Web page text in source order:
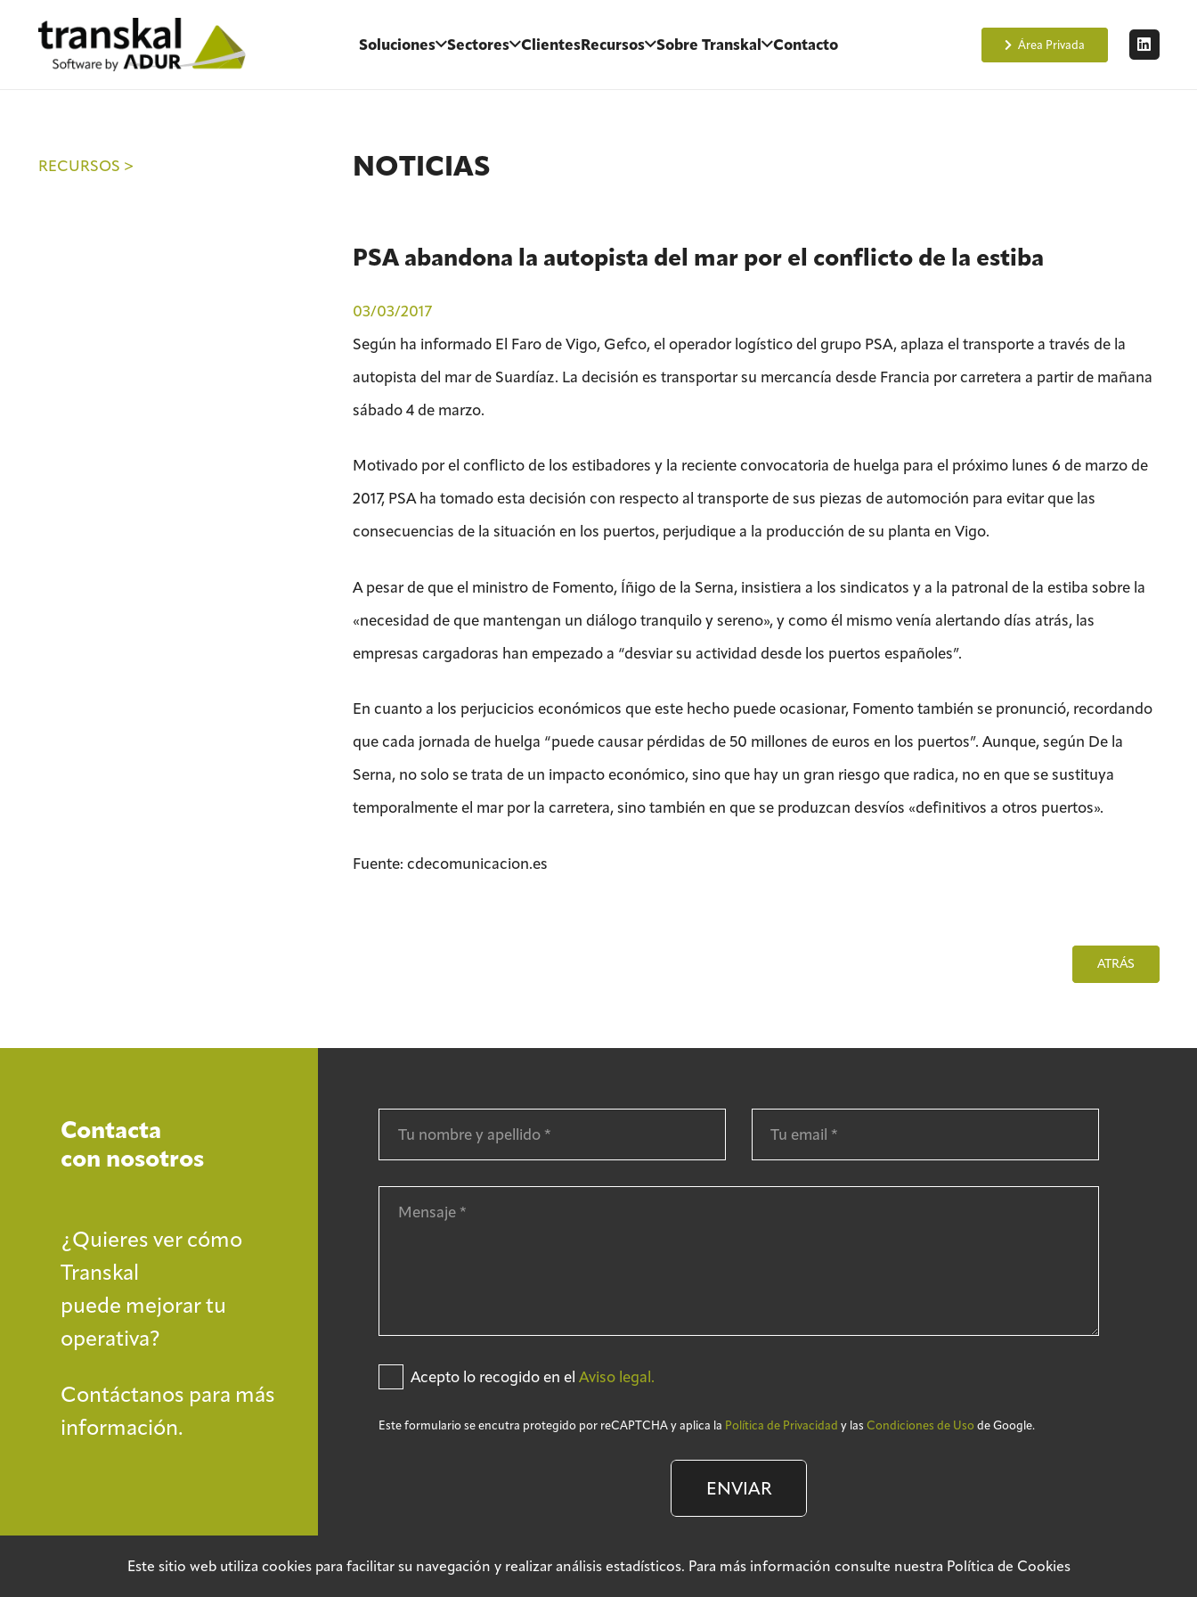
Soluciones Sectores ClientesRecursos Sobre Transkal Contacto Área Privada
RECURSOS > NOTICIAS
PSA abandona la autopista del mar por el conflicto de la estiba
03/03/2017
Según ha informado El Faro de Vigo, Gefco, el operador logístico del grupo PSA, aplaza el transporte a través de la
autopista del mar de Suardíaz. La decisión es transportar su mercancía desde Francia por carretera a partir de mañana
sábado 4 de marzo.
Motivado por el conflicto de los estibadores y la reciente convocatoria de huelga para el próximo lunes 6 de marzo de
2017, PSA ha tomado esta decisión con respecto al transporte de sus piezas de automoción para evitar que las
consecuencias de la situación en los puertos, perjudique a la producción de su planta en Vigo.
A pesar de que el ministro de Fomento, Íñigo de la Serna, insistiera a los sindicatos y a la patronal de la estiba sobre la
«necesidad de que mantengan un diálogo tranquilo y sereno», y como él mismo venía alertando días atrás, las
empresas cargadoras han empezado a “desviar su actividad desde los puertos españoles”.
En cuanto a los perjucicios económicos que este hecho puede ocasionar, Fomento también se pronunció, recordando
que cada jornada de huelga “puede causar pérdidas de 50 millones de euros en los puertos”. Aunque, según De la
Serna, no solo se trata de un impacto económico, sino que hay un gran riesgo que radica, no en que se sustituya
temporalmente el mar por la carretera, sino también en que se produzcan desvíos «definitivos a otros puertos».
Fuente: cdecomunicacion.es
ATRÁS
Contacta
con nosotros
¿Quieres ver cómo
Transkal
puede mejorar tu
operativa?
Contáctanos para más
información.
Acepto lo recogido en elAviso legal.
Este formulario se encutra protegido por reCAPTCHA y aplica la Política de Privacidad y las Condiciones de Uso de Google.
ENVIAR
Este sitio web utiliza cookies para facilitar su navegación y realizar análisis estadísticos. Para más información consulte nuestra Política de Cookies